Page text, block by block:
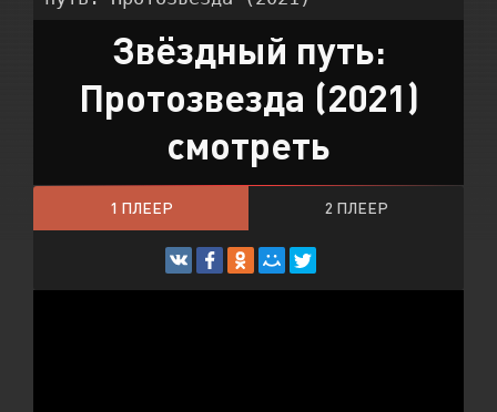
Запомнить
ВОЙТИ НА САЙТ
Восстановить пароль
Звёздный путь:
Протозвезда (2021)
смотреть
1 ПЛЕЕР 2 ПЛЕЕР